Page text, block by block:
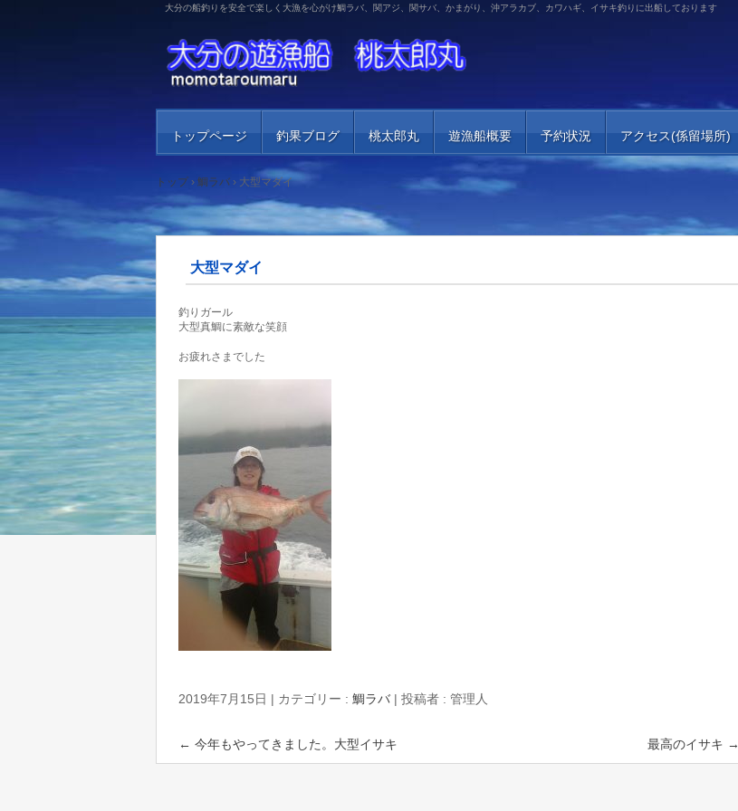
大分の船釣りを安全で楽しく大漁を心がけ鯛ラバ、関アジ、関サバ、かまがり、沖アラカブ、カワハギ、イサキ釣りに出船しております
トップページ 釣果ブログ 桃太郎丸 遊漁船概要 予約状況 アクセス(係留場所)
トップ › 鯛ラバ › 大型マダイ
大型マダイ
釣りガール
大型真鯛に素敵な笑顔
お疲れさまでした
2019年7月15日 | カテゴリー :鯛ラバ |投稿者 : 管理人
← 今年もやってきました。大型イサキ 最高のイサキ →